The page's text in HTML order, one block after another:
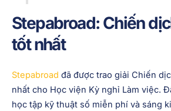
Stepabroad: Chiến
tốt nhất
Stepabroad đã được trao giải Chiến
nhất cho Học viện Kỳ nghỉ Làm việc.
học tập kỹ thuật số miễn phí và sáng